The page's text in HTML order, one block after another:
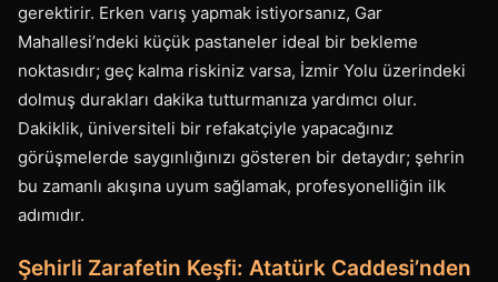
gerektirir. Erken varış yapmak istiyorsanız, Gar
Mahallesi’ndeki küçük pastaneler ideal bir bekleme
noktasıdır; geç kalma riskiniz varsa, İzmir Yolu üzerindeki
dolmuş durakları dakika tutturmanıza yardımcı olur.
Dakiklik, üniversiteli bir refakatçiyle yapacağınız
görüşmelerde saygınlığınızı gösteren bir detaydır; şehrin
bu zamanlı akışına uyum sağlamak, profesyonelliğin ilk
adımıdır.
Şehirli Zarafetin Keşfi: Atatürk Caddesi’nden